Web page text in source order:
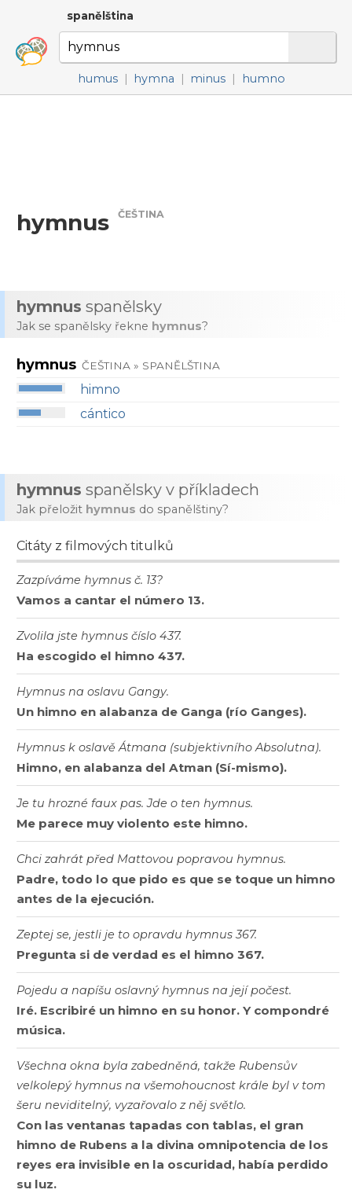
spanělština
humus | hymna | minus | humno
hymnus ČEŠTINA
hymnus spanělsky
Jak se spanělsky řekne hymnus?
hymnus ČEŠTINA » SPANĚLŠTINA
himno
cántico
hymnus spanělsky v příkladech
Jak přeložit hymnus do spanělštiny?
Citáty z filmových titulků
Zazpíváme hymnus č. 13?
Vamos a cantar el número 13.
Zvolila jste hymnus číslo 437.
Ha escogido el himno 437.
Hymnus na oslavu Gangy.
Un himno en alabanza de Ganga (río Ganges).
Hymnus k oslavě Átmana (subjektivního Absolutna).
Himno, en alabanza del Atman (Sí-mismo).
Je tu hrozné faux pas. Jde o ten hymnus.
Me parece muy violento este himno.
Chci zahrát před Mattovou popravou hymnus.
Padre, todo lo que pido es que se toque un himno
antes de la ejecución.
Zeptej se, jestli je to opravdu hymnus 367.
Pregunta si de verdad es el himno 367.
Pojedu a napíšu oslavný hymnus na její počest.
Iré. Escribiré un himno en su honor. Y compondré
música.
Všechna okna byla zabedněná, takže Rubensův
velkolepý hymnus na všemohoucnost krále byl v tom
šeru neviditelný, vyzařovalo z něj světlo.
Con las ventanas tapadas con tablas, el gran
himno de Rubens a la divina omnipotencia de los
reyes era invisible en la oscuridad, había perdido
su luz.